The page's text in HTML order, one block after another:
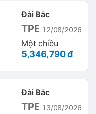
Đài Bắc
TPE 12/08/2026
Một chiều
5,346,790 đ
Đài Bắc
TPE 13/08/2026